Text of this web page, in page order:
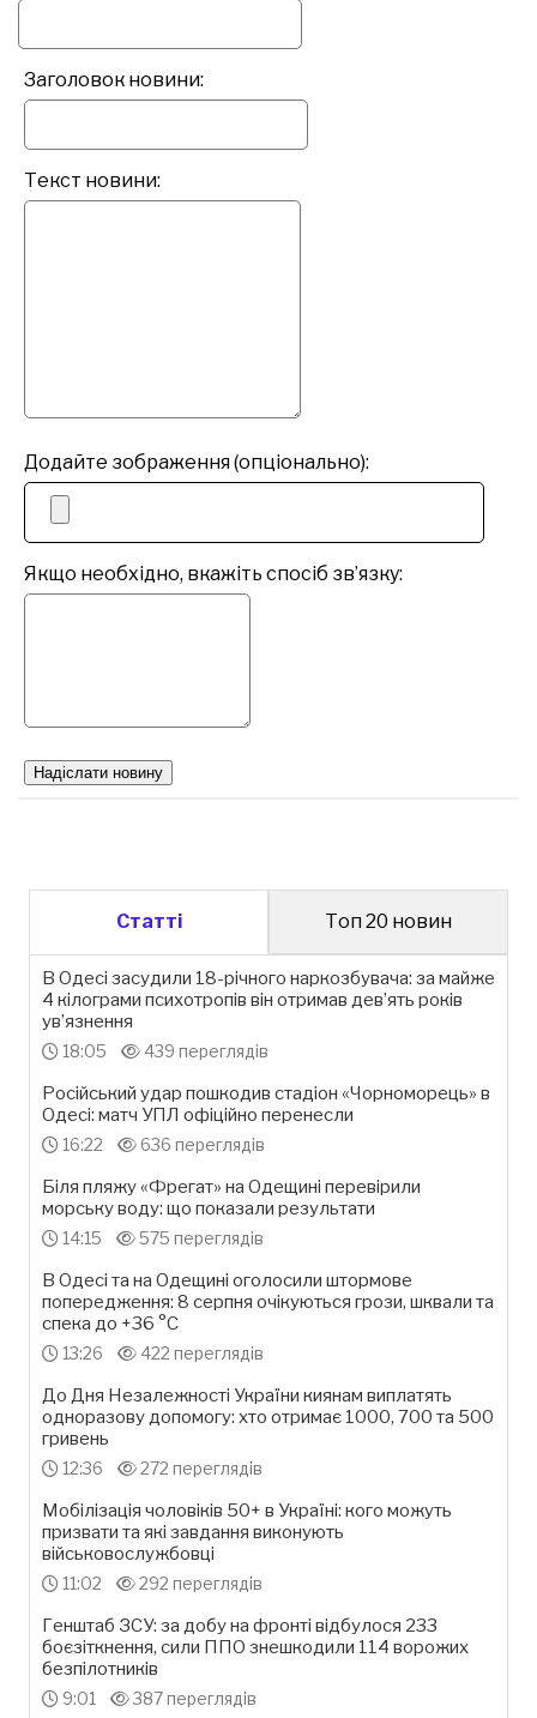
Заголовок новини:
Текст новини:
Додайте зображення (опціонально):
Якщо необхідно, вкажіть спосіб зв’язку:
Надіслати новину
Статті Топ 20 новин
В Одесі засудили 18-річного наркозбувача: за майже
4 кілограми психотропів він отримав дев’ять років
ув’язнення
18:05 439 переглядів
Російський удар пошкодив стадіон «Чорноморець» в
Одесі: матч УПЛ офіційно перенесли
16:22 636 переглядів
Біля пляжу «Фрегат» на Одещині перевірили
морську воду: що показали результати
14:15 575 переглядів
В Одесі та на Одещині оголосили штормове
попередження: 8 серпня очікуються грози, шквали та
спека до +36 °С
13:26 422 переглядів
До Дня Незалежності України киянам виплатять
одноразову допомогу: хто отримає 1000, 700 та 500
гривень
12:36 272 переглядів
Мобілізація чоловіків 50+ в Україні: кого можуть
призвати та які завдання виконують
військовослужбовці
11:02 292 переглядів
Генштаб ЗСУ: за добу на фронті відбулося 233
боєзіткнення, сили ППО знешкодили 114 ворожих
безпілотників
9:01 387 переглядів